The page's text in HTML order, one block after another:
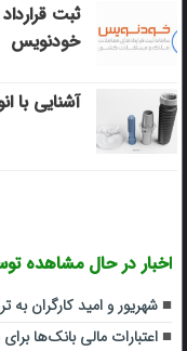
ثبت
خودنویس
آشنایی با
اخبار در حال مشاهده
شهریور و امید کارگران به
اعتبارات مالی بانک‌ها